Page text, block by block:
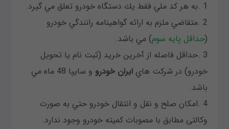
1 .به هر كد ملي فقط يك دستگاه خودرو تعلق مي گيرد.
2 .متقاضي ملزم به ارائه گواهينامه رانندگي خودرو
(حداقل پايه سوم) مي باشد.
3 .حداقل فاصله از آخرين خريد (ثبت نام يا تحويل
خودرو) در شركت هاي ايران خودرو
و سايپا 48 ماه مي
باشد.
4 .امكان صلح و نقل و انتقال خودرو حتي به صورت
وكالتى مطابق با مصوبات كميته خودرو وجود ندارد.